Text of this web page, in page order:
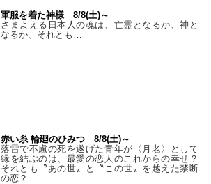
軍服を着た神様 8/8(土)～
さまよえる日本人の魂は、亡霊となるか、神と
なるか、それとも…
赤い糸 輪廻のひみつ 8/8(土)～
落雷で不慮の死を遂げた青年が〈月老〉として
縁を結ぶのは、最愛の恋人のこれからの幸せ？
それとも〝あの世〟と〝この世〟を越えた禁断
の恋？